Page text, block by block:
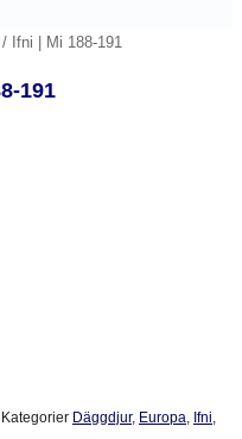
/ Ifni | Mi 188-191
191
Kategorier Däggdjur, Europa, Ifni,